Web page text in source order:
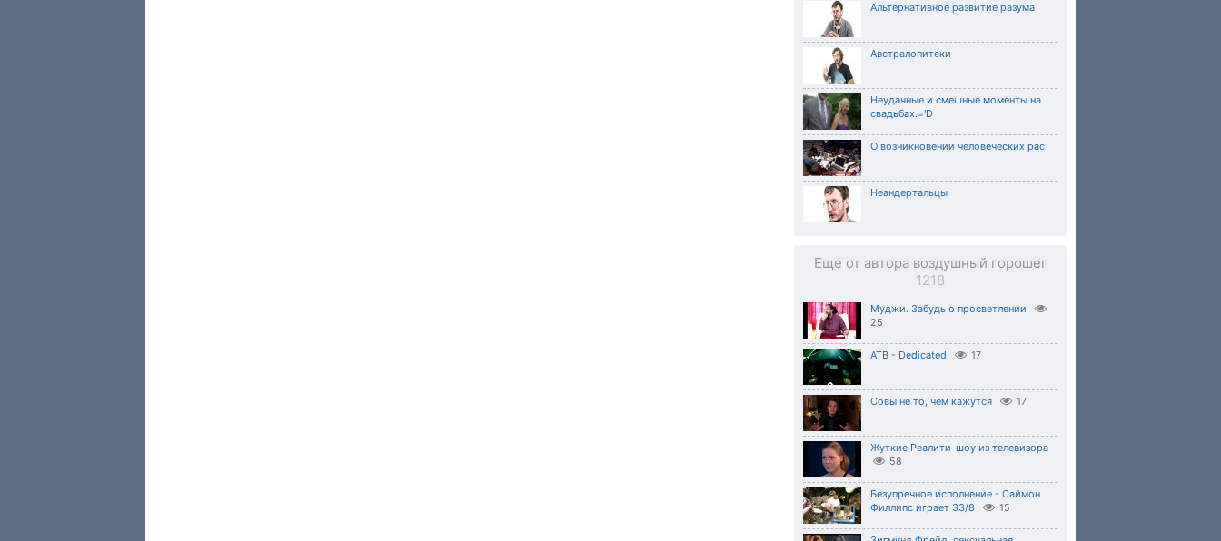
Альтернативное развитие разума
Австралопитеки
Неудачные и смешные моменты на
свадьбах.='D
О возникновении человеческих рас
Неандертальцы
Еще от автора воздушный горошег
1218
Муджи. Забудь о просветлении
25
ATB - Dedicated 17
Совы не то, чем кажутся 17
Жуткие Реалити-шоу из телевизора
58
Безупречное исполнение - Саймон
Филлипс играет 33/8
15